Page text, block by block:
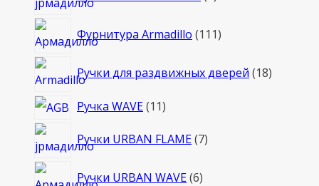
Фурнитура Armadillo 111111
Ручки для раздвижных дверей 1818
Ручка WAVE 1111
Ручки URBAN FLAME 77
Ручки URBAN WAVE 66